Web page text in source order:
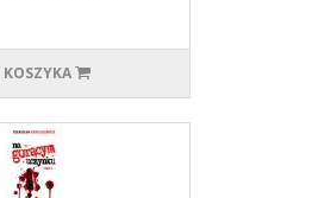
KOSZYKA